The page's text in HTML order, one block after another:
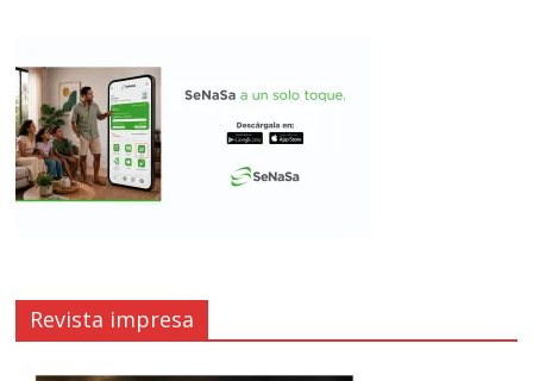
Revista impresa